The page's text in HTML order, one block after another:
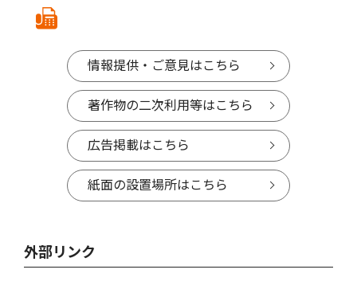
情報提供・ご意見はこちら
著作物の二次利用等はこちら
広告掲載はこちら
紙面の設置場所はこちら
外部リンク